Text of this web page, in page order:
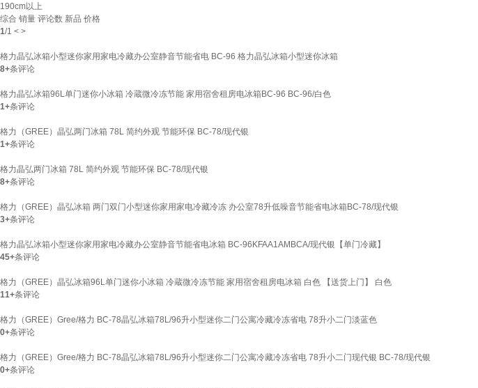
190cm以上
综合 销量 评论数 新品 价格
1/1 < >
格力晶弘冰箱小型迷你家用家电冷藏办公室静音节能省电 BC-96 格力晶弘冰箱小型迷你冰箱
8+条评论
格力晶弘冰箱96L单门迷你小冰箱 冷蔵微冷冻节能 家用宿舍租房电冰箱BC-96 BC-96/白色
1+条评论
格力（GREE）晶弘两门冰箱 78L 简约外观 节能环保 BC-78/现代银
1+条评论
格力晶弘两门冰箱 78L 简约外观 节能环保 BC-78/现代银
8+条评论
格力（GREE）晶弘冰箱 两门双门小型迷你家用家电冷藏冷冻 办公室78升低噪音节能省电冰箱BC-78/现代银
3+条评论
格力晶弘冰箱小型迷你家用家电冷藏办公室静音节能省电冰箱 BC-96KFAA1AMBCA/现代银【单门冷藏】
45+条评论
格力（GREE）晶弘冰箱96L单门迷你小冰箱 冷蔵微冷冻节能 家用宿舍租房电冰箱 白色 【送货上门】 白色
11+条评论
格力（GREE）Gree/格力 BC-78晶弘冰箱78L/96升小型迷你二门公寓冷藏冷冻省电 78升小二门淡蓝色
0+条评论
格力（GREE）Gree/格力 BC-78晶弘冰箱78L/96升小型迷你二门公寓冷藏冷冻省电 78升小二门现代银 BC-78/现代银
0+条评论